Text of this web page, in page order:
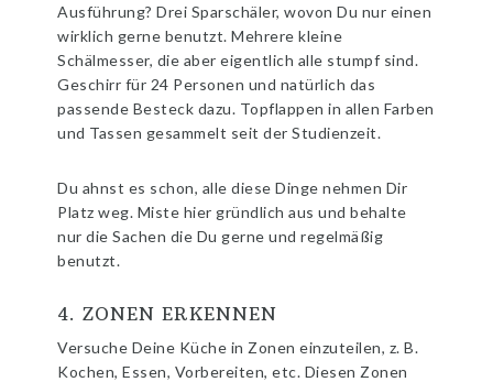
Ausführung? Drei Sparschäler, wovon Du nur einen
wirklich gerne benutzt. Mehrere kleine
Schälmesser, die aber eigentlich alle stumpf sind.
Geschirr für 24 Personen und natürlich das
passende Besteck dazu. Topflappen in allen Farben
und Tassen gesammelt seit der Studienzeit.
Du ahnst es schon, alle diese Dinge nehmen Dir
Platz weg. Miste hier gründlich aus und behalte
nur die Sachen die Du gerne und regelmäßig
benutzt.
4. ZONEN ERKENNEN
Versuche Deine Küche in Zonen einzuteilen, z. B.
Kochen, Essen, Vorbereiten, etc. Diesen Zonen